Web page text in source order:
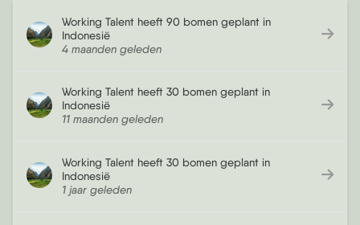
Working Talent heeft 90 bomen geplant in
Indonesië
4 maanden geleden
Working Talent heeft 30 bomen geplant in
Indonesië
11 maanden geleden
Working Talent heeft 30 bomen geplant in
Indonesië
1 jaar geleden